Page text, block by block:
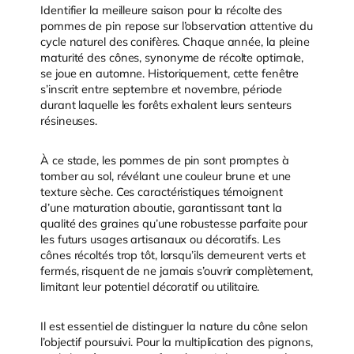
Identifier la meilleure saison pour la récolte des
pommes de pin repose sur l’observation attentive du
cycle naturel des conifères. Chaque année, la pleine
maturité des cônes, synonyme de récolte optimale,
se joue en automne. Historiquement, cette fenêtre
s’inscrit entre septembre et novembre, période
durant laquelle les forêts exhalent leurs senteurs
résineuses.
À ce stade, les pommes de pin sont promptes à
tomber au sol, révélant une couleur brune et une
texture sèche. Ces caractéristiques témoignent
d’une maturation aboutie, garantissant tant la
qualité des graines qu’une robustesse parfaite pour
les futurs usages artisanaux ou décoratifs. Les
cônes récoltés trop tôt, lorsqu’ils demeurent verts et
fermés, risquent de ne jamais s’ouvrir complètement,
limitant leur potentiel décoratif ou utilitaire.
Il est essentiel de distinguer la nature du cône selon
l’objectif poursuivi. Pour la multiplication des pignons,